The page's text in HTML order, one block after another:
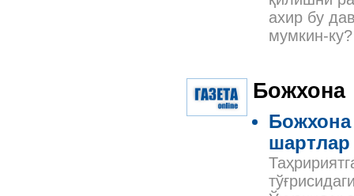
ахир бу
мумкин-ку?
Божхона
шартлар